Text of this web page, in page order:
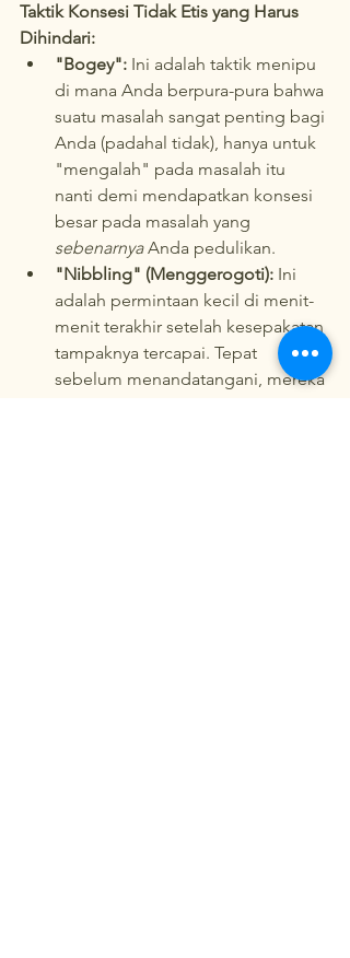
Taktik Konsesi Tidak Etis yang Harus
Dihindari:
"Bogey": Ini adalah taktik menipu
di mana Anda berpura-pura bahwa
suatu masalah sangat penting bagi
Anda (padahal tidak), hanya untuk
"mengalah" pada masalah itu
nanti demi mendapatkan konsesi
besar pada masalah yang
sebenarnya Anda pedulikan.
"Nibbling" (Menggerogoti): Ini
adalah permintaan kecil di menit-
menit terakhir setelah kesepakatan
tampaknya tercapai. Tepat
sebelum menandatangani, mereka